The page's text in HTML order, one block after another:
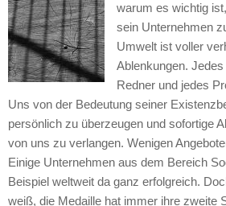
warum es wichtig
sein Unternehmen
Umwelt ist voller
Ablenkungen.
Redner und jedes
Uns von der Bedeutung seiner
persönlich zu überzeugen und sofortige
von uns zu verlangen. Wenigen
Einige Unternehmen aus dem Bereich
Beispiel weltweit da ganz erfolgreich.
weiß, die Medaille hat immer ihre zweite